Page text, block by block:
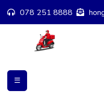
078 251 8888
☰